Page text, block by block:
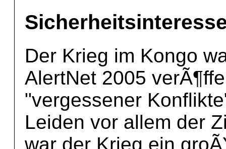
Der Krieg im Kongo
AlertNet 2005
"vergessener
Leiden vor allem der
war der Krieg ein